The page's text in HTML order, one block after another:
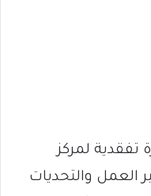
تفقدية لمركز
العمل والتحديات